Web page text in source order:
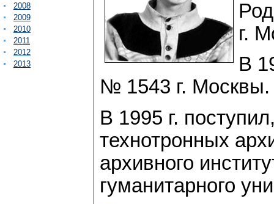
2008
2009
2010
2011
2012
2013
г.
В
№ 1543 г. Москвы.
В 1995 г.
технотронных
архивного
гуманитарного